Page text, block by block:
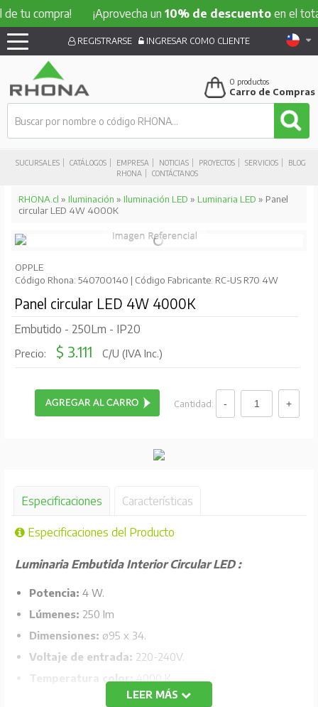
¡Aprovecha un10% de descuentoen el total de tu
SUCURSALES CATÁLOGOS EMPRESA NOTICIAS PROYECTOS SERVICIOS
BLOG
RHONA
CONTÁCTANOS
REGISTRARSE INGRESAR COMO CLIENTE
0 productos
Carro de Compras
RHONA.cl » Iluminación » Iluminación LED » Luminaria LED » Panel
circular LED 4W 4000K
OPPLE
Código Rhona: 540700140 | Código Fabricante: RC-US R70 4W
Panel circular LED 4W 4000K
Embutido - 250Lm - IP20
Precio: $ 3.111 C/U (IVA Inc.)
Cantidad:
Especificaciones Características
Especificaciones del Producto
Luminaria Embutida Interior Circular LED :
Potencia: 4 W.
Lúmenes: 250 lm
Dimensiones: ø95 x 34.
Voltaje de entrada: 220-240V.
Temperatura color:
4000 K.
Grado de protección:IP20.
LEER MÁS